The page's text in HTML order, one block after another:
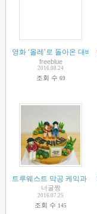
영화 ‘올레’로 돌아온 대
freeblue
2016.08.24
조회 수 69
트루웨스트 막공 케익과
너굴짱
2016.07.25
조회 수 145